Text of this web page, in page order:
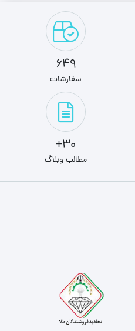
649
سفارشات
30+
مطالب وبلاگ